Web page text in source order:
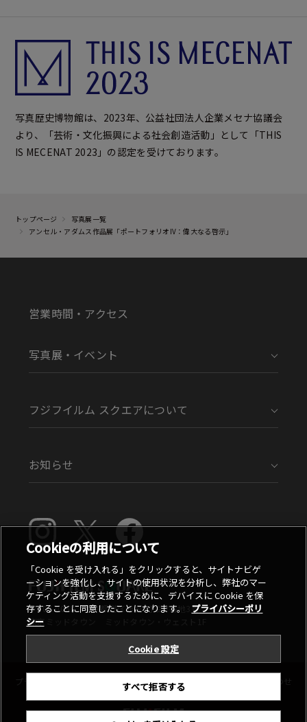
写真歴史博物館は、2023年、公益社団法⼈企業メセナ協議会
より、「芸術・⽂化振興による社会創造活動」として「THIS
IS MECENAT 2023」の認定を受けております。
トップページ
写真展一覧
アンセル・アダムス作品展「ポートフォリオIV：偉大なる啓示」
営業時間・アクセス
写真展・イベント
フジフイルム スクエアについて
お知らせ
〒107-0052 東京都港区赤坂9丁目7番地3号
東京ミッドタウン ミッドタウン・ウェスト1F
プライバシーポリシー ご利用条件 お問い合わせ
Cookieの利用について
「Cookie を受け入れる」をクリックすると、サイトナビゲ
ーションを強化し、サイトの使用状況を分析し、弊社のマー
ケティング活動を支援するために、デバイスに Cookie を保
存することに同意したことになります。
プライバシーポリ
シー
Cookie 設定
すべて拒否する